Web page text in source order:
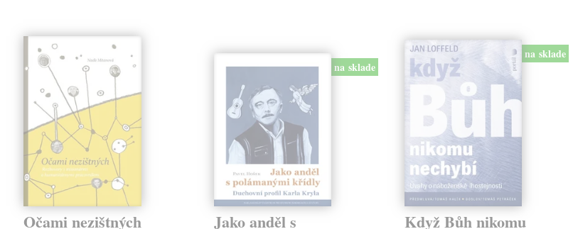
Očami nezištných
na sklade
Jako anděl s
na sklade
Když Bůh nikomu